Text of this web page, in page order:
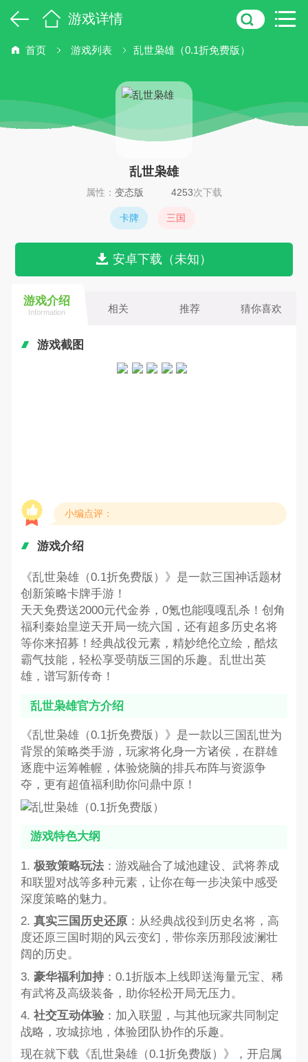
游戏详情
首页 游戏列表 乱世枭雄（0.1折免费版）
乱世枭雄
属性： 变态版 4253次下载
卡牌 三国
安卓下载（未知）
游戏介绍
Information 相关 推荐 猜你喜欢
游戏截图
小编点评：
游戏介绍
《乱世枭雄（0.1折免费版）》是一款三国神话题材
创新策略卡牌手游！
天天免费送2000元代金券，0氪也能嘎嘎乱杀！创角
福利秦始皇逆天开局一统六国，还有超多历史名将
等你来招募！经典战役元素，精妙绝伦立绘，酷炫
霸气技能，轻松享受萌版三国的乐趣。乱世出英
雄，谱写新传奇！
乱世枭雄官方介绍
《乱世枭雄（0.1折免费版）》是一款以三国乱世为
背景的策略类手游，玩家将化身一方诸侯，在群雄
逐鹿中运筹帷幄，体验烧脑的排兵布阵与资源争
夺，更有超值福利助你问鼎中原！
游戏特色大纲
1. 极致策略玩法：游戏融合了城池建设、武将养成
和联盟对战等多种元素，让你在每一步决策中感受
深度策略的魅力。
2. 真实三国历史还原：从经典战役到历史名将，高
度还原三国时期的风云变幻，带你亲历那段波澜壮
阔的历史。
3. 豪华福利加持：0.1折版本上线即送海量元宝、稀
有武将及高级装备，助你轻松开局无压力。
4. 社交互动体验：加入联盟，与其他玩家共同制定
战略，攻城掠地，体验团队协作的乐趣。
现在就下载《乱世枭雄（0.1折免费版）》，开启属